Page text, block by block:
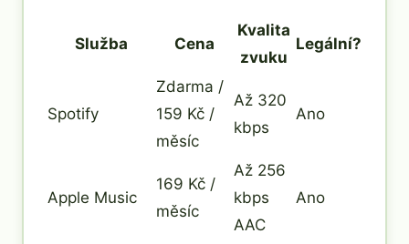
Služba Cena
Kvalita
zvuku
Legální?
Spotify
Zdarma /
159 Kč /
měsíc
Až 320
kbps
Ano
Apple Music
169 Kč /
měsíc
Až 256
kbps
AAC
Ano